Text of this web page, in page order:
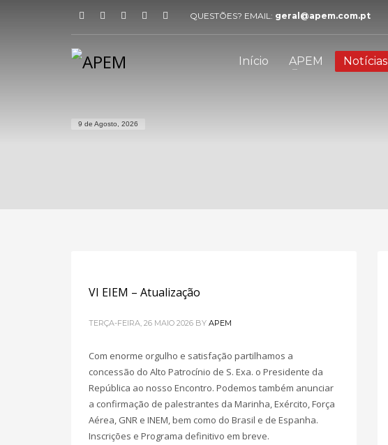
QUESTÕES? EMAIL: geral@apem.com.pt
Início APEM Notícias
9 de Agosto, 2026
VI EIEM – Atualização
TERÇA-FEIRA, 26 MAIO 2026 BY APEM
Com enorme orgulho e satisfação partilhamos a
concessão do Alto Patrocínio de S. Exa. o Presidente da
República ao nosso Encontro. Podemos também anunciar
a confirmação de palestrantes da Marinha, Exército, Força
Aérea, GNR e INEM, bem como do Brasil e de Espanha.
Inscrições e Programa definitivo em breve.